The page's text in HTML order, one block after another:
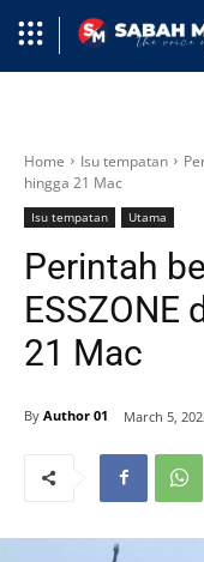
Home Isu tempatan
hingga 21 Mac
Isu tempatan Utama
Perintah
ESSZONE
21 Mac
By Author 01 March 5,